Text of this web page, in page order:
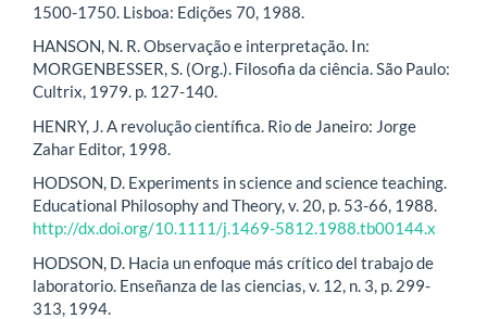
1500-1750. Lisboa: Edições 70, 1988.
HANSON, N. R. Observação e interpretação. In:
MORGENBESSER, S. (Org.). Filosofia da ciência. São Paulo:
Cultrix, 1979. p. 127-140.
HENRY, J. A revolução científica. Rio de Janeiro: Jorge
Zahar Editor, 1998.
HODSON, D. Experiments in science and science teaching.
Educational Philosophy and Theory, v. 20, p. 53-66, 1988.
http://dx.doi.org/10.1111/j.1469-5812.1988.tb00144.x
HODSON, D. Hacia un enfoque más crítico del trabajo de
laboratorio. Enseñanza de las ciencias, v. 12, n. 3, p. 299-
313, 1994.